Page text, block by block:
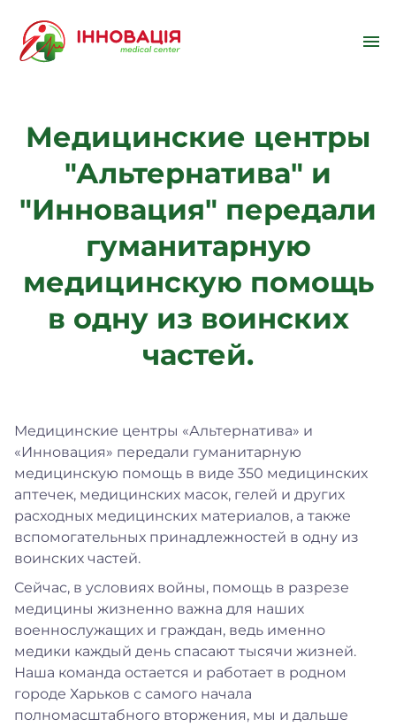
Медицинские центры
"Альтернатива" и
"Инновация" передали
гуманитарную
медицинскую помощь
в одну из воинских
частей.
Медицинские центры «Альтернатива» и
«Инновация» передали гуманитарную
медицинскую помощь в виде 350 медицинских
аптечек, медицинских масок, гелей и других
расходных медицинских материалов, а также
вспомогательных принадлежностей в одну из
воинских частей.
Сейчас, в условиях войны, помощь в разрезе
медицины жизненно важна для наших
военнослужащих и граждан, ведь именно
медики каждый день спасают тысячи жизней.
Наша команда остается и работает в родном
городе Харьков с самого начала
полномасштабного вторжения, мы и дальше